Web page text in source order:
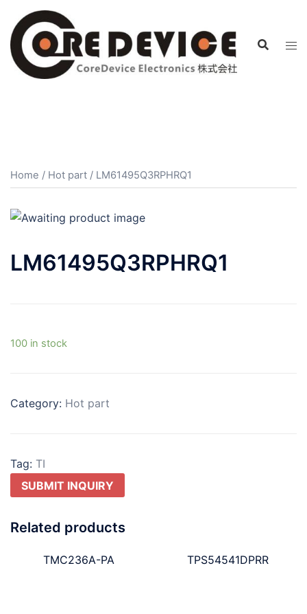
Home / Hot part / LM61495Q3RPHRQ1
LM61495Q3RPHRQ1
100 in stock
Category: Hot part
Tag: TI
SUBMIT INQUIRY
Related products
TMC236A-PA TPS54541DPRR